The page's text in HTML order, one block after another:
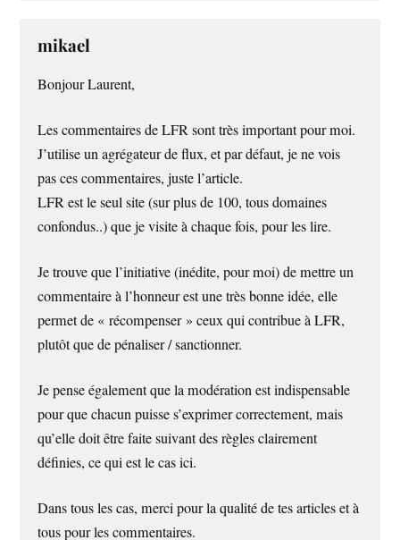
mikael
Bonjour Laurent,
Les commentaires de LFR sont très important pour moi.
J’utilise un agrégateur de flux, et par défaut, je ne vois
pas ces commentaires, juste l’article.
LFR est le seul site (sur plus de 100, tous domaines
confondus..) que je visite à chaque fois, pour les lire.
Je trouve que l’initiative (inédite, pour moi) de mettre un
commentaire à l’honneur est une très bonne idée, elle
permet de « récompenser » ceux qui contribue à LFR,
plutôt que de pénaliser / sanctionner.
Je pense également que la modération est indispensable
pour que chacun puisse s’exprimer correctement, mais
qu’elle doit être faite suivant des règles clairement
définies, ce qui est le cas ici.
Dans tous les cas, merci pour la qualité de tes articles et à
tous pour les commentaires.